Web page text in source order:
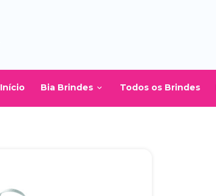
Início Bia Brindes Todos os Brindes